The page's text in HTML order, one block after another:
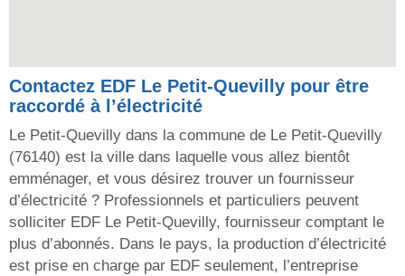
Contactez EDF Le Petit-Quevilly pour être
raccordé à l’électricité
Le Petit-Quevilly dans la commune de Le Petit-Quevilly
(76140) est la ville dans laquelle vous allez bientôt
emménager, et vous désirez trouver un fournisseur
d’électricité ? Professionnels et particuliers peuvent
solliciter EDF Le Petit-Quevilly, fournisseur comptant le
plus d’abonnés. Dans le pays, la production d’électricité
est prise en charge par EDF seulement, l’entreprise